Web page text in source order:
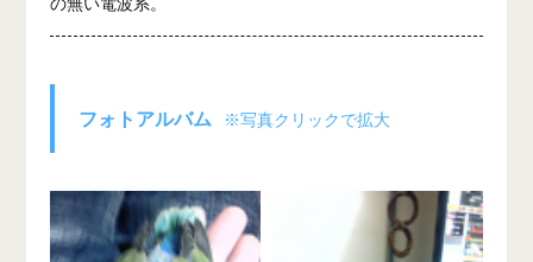
フォトアルバム ※写真クリックで拡大